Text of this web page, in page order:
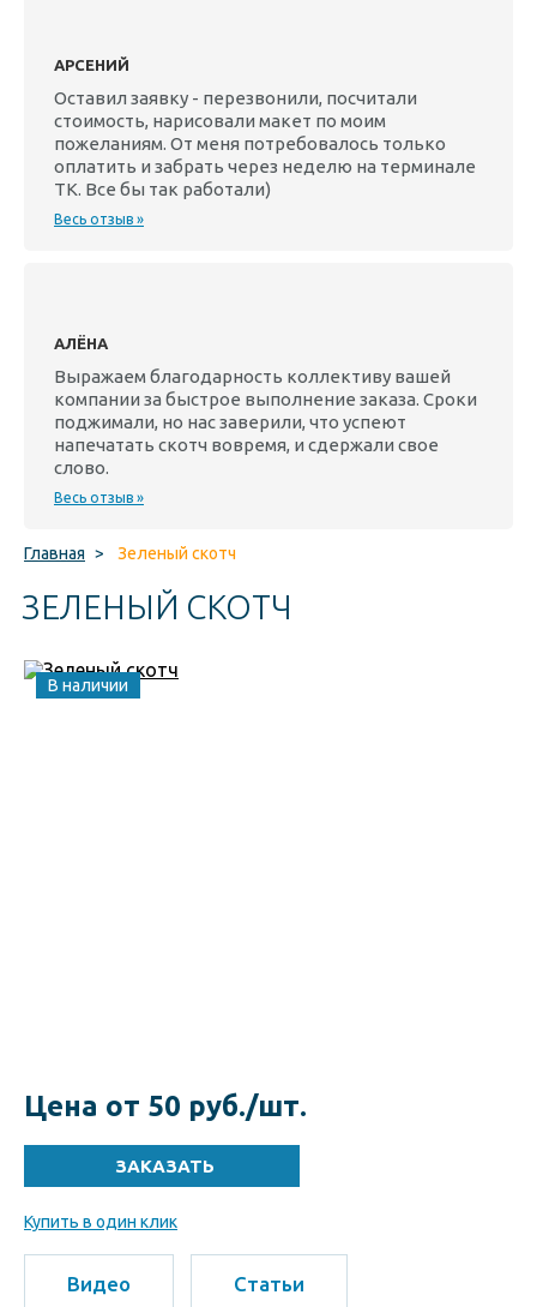
АРСЕНИЙ
Оставил заявку - перезвонили, посчитали
стоимость, нарисовали макет по моим
пожеланиям. От меня потребовалось только
оплатить и забрать через неделю на терминале
ТК. Все бы так работали)
Весь отзыв »
АЛЁНА
Выражаем благодарность коллективу вашей
компании за быстрое выполнение заказа. Сроки
поджимали, но нас заверили, что успеют
напечатать скотч вовремя, и сдержали свое
слово.
Весь отзыв »
Главная > Зеленый скотч
ЗЕЛЕНЫЙ СКОТЧ
В наличии
Цена от 50 руб./шт.
Купить в один клик
Видео Статьи